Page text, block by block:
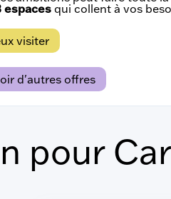
espacesqui collent à vos
visiter
d'autres offres
pour